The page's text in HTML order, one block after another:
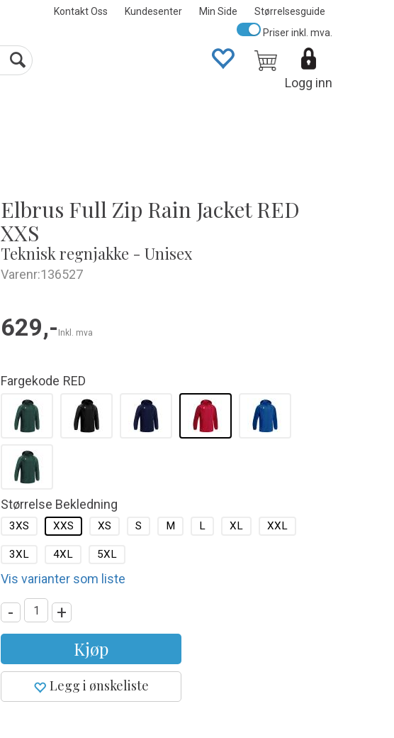
Kontakt Oss Kundesenter Min Side Størrelsesguide
Logg inn
Priser inkl. mva.
Elbrus Full Zip Rain Jacket RED
XXS
Teknisk regnjakke - Unisex
Varenr:136527
629,- Inkl. mva
Fargekode RED
Størrelse Bekledning
3XS XXS XS S M L XL XXL
3XL 4XL 5XL
Vis varianter som liste
- +
Kjøp
Legg i ønskeliste